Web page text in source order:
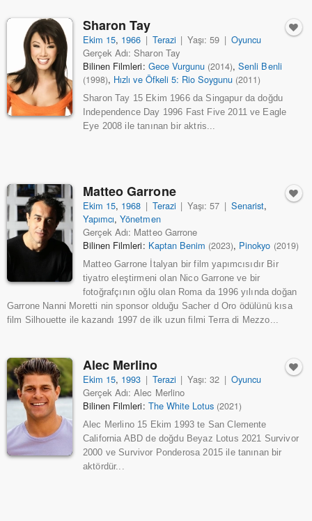
Sharon Tay
Ekim 15, 1966 | Terazi | Yaşı: 59 | Oyuncu
Gerçek Adı: Sharon Tay
Bilinen Filmleri: Gece Vurgunu (2014),Senli Benli
(1998), Hızlı ve Öfkeli 5: Rio Soygunu (2011)
Sharon Tay 15 Ekim 1966 da Singapur da doğdu
Independence Day 1996 Fast Five 2011 ve Eagle
Eye 2008 ile tanınan bir aktris...
Matteo Garrone
Ekim 15, 1968 | Terazi | Yaşı: 57 | Senarist,
Yapımcı,Yönetmen
Gerçek Adı: Matteo Garrone
Bilinen Filmleri: Kaptan Benim (2023), Pinokyo (2019)
Matteo Garrone İtalyan bir film yapımcısıdır Bir
tiyatro eleştirmeni olan Nico Garrone ve bir
fotoğrafçının oğlu olan Roma da 1996 yılında doğan
Garrone Nanni Moretti nin sponsor olduğu Sacher d Oro ödülünü kısa
film Silhouette ile kazandı 1997 de ilk uzun filmi Terra di Mezzo...
Alec Merlino
Ekim 15, 1993 | Terazi | Yaşı: 32 | Oyuncu
Gerçek Adı: Alec Merlino
Bilinen Filmleri: The White Lotus (2021)
Alec Merlino 15 Ekim 1993 te San Clemente
California ABD de doğdu Beyaz Lotus 2021 Survivor
2000 ve Survivor Ponderosa 2015 ile tanınan bir
aktördür...